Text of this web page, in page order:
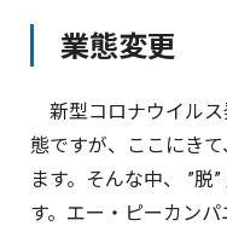
業態変更
新型コロナウイルス
態ですが、ここにき
ます。そんな中、 ”脱
す。エー・ピーカンパ